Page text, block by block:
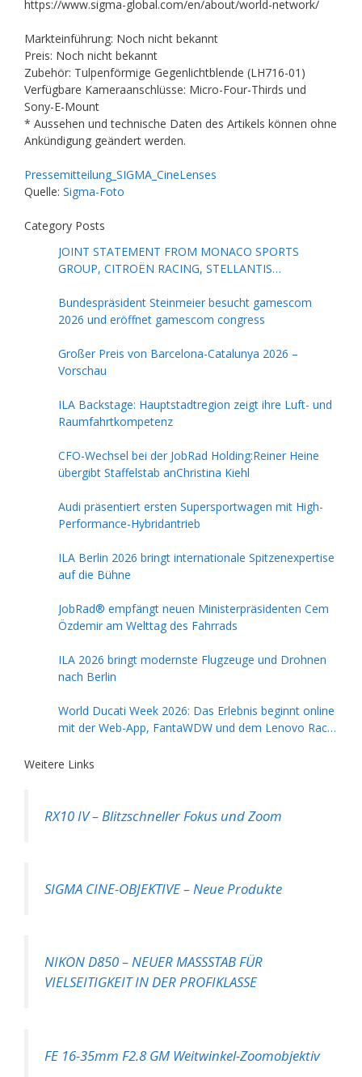
https://www.sigma-global.com/en/about/world-network/
Markteinführung: Noch nicht bekannt
Preis: Noch nicht bekannt
Zubehör: Tulpenförmige Gegenlichtblende (LH716-01)
Verfügbare Kameraanschlüsse: Micro-Four-Thirds und
Sony-E-Mount
* Aussehen und technische Daten des Artikels können ohne
Ankündigung geändert werden.
Pressemitteilung_SIGMA_CineLenses
Quelle: Sigma-Foto
Category Posts
JOINT STATEMENT FROM MONACO SPORTS
GROUP, CITROËN RACING, STELLANTIS
Bundespräsident Steinmeier besucht gamescom
2026 und eröffnet gamescom congress
Großer Preis von Barcelona-Catalunya 2026 –
Vorschau
ILA Backstage: Hauptstadtregion zeigt ihre Luft- und
Raumfahrtkompetenz
CFO-Wechsel bei der JobRad Holding:Reiner Heine
übergibt Staffelstab anChristina Kiehl
Audi präsentiert ersten Supersportwagen mit High-
Performance-Hybridantrieb
ILA Berlin 2026 bringt internationale Spitzenexpertise
auf die Bühne
JobRad® empfängt neuen Ministerpräsidenten Cem
Özdemir am Welttag des Fahrrads
ILA 2026 bringt modernste Flugzeuge und Drohnen
nach Berlin
World Ducati Week 2026: Das Erlebnis beginnt online
mit der Web-App, FantaWDW und dem Lenovo Race
Weitere Links
RX10 IV – Blitzschneller Fokus und Zoom
SIGMA CINE-OBJEKTIVE – Neue Produkte
NIKON D850 – NEUER MASSSTAB FÜR
VIELSEITIGKEIT IN DER PROFIKLASSE
FE 16-35mm F2.8 GM Weitwinkel-Zoomobjektiv